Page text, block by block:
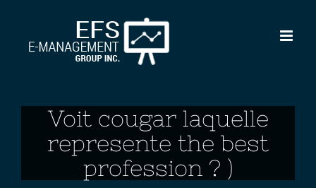
content
Voit cougar laquelle
represente the best
profession ? )